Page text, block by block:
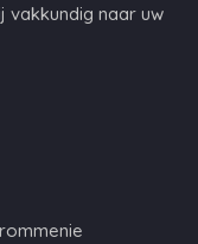
vakkundig naar uw